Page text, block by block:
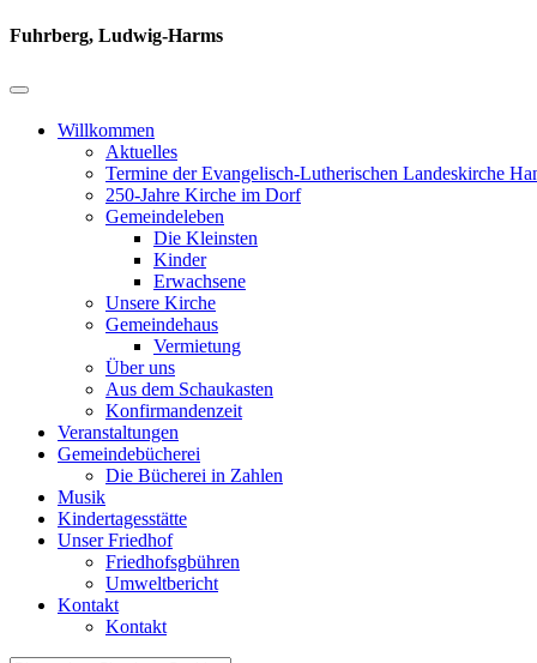
Fuhrberg, Ludwig-Harms
Willkommen
Aktuelles
Termine der Evangelisch-Lutherischen Landeskirche
250-Jahre Kirche im Dorf
Gemeindeleben
Die Kleinsten
Kinder
Erwachsene
Unsere Kirche
Gemeindehaus
Vermietung
Über uns
Aus dem Schaukasten
Konfirmandenzeit
Veranstaltungen
Gemeindebücherei
Die Bücherei in Zahlen
Musik
Kindertagesstätte
Unser Friedhof
Friedhofsgbühren
Umweltbericht
Kontakt
Kontakt